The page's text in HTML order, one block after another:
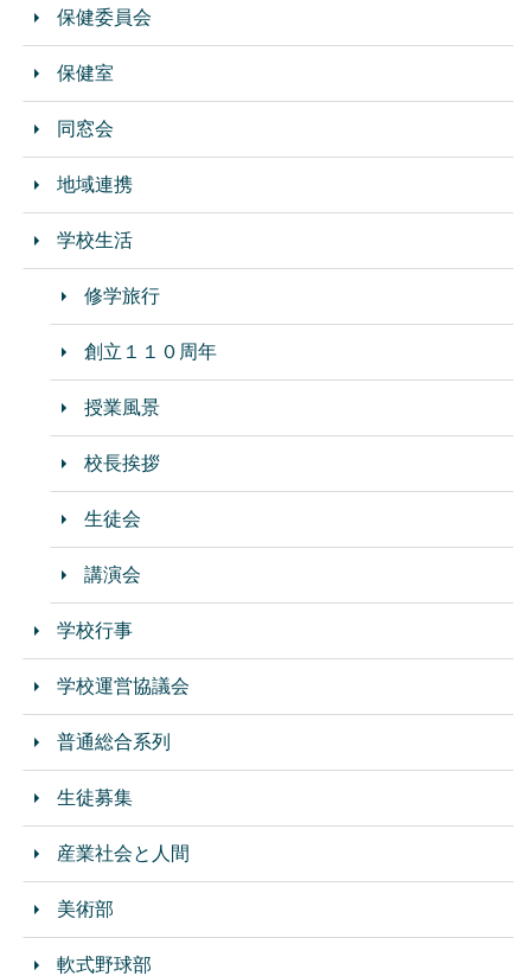
保健委員会
保健室
同窓会
地域連携
学校生活
修学旅行
創立１１０周年
授業風景
校長挨拶
生徒会
講演会
学校行事
学校運営協議会
普通総合系列
生徒募集
産業社会と人間
美術部
軟式野球部